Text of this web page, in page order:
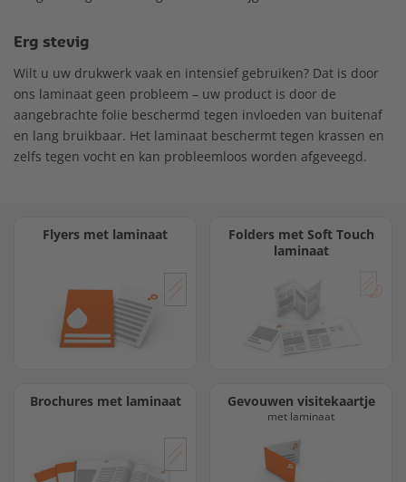
Erg stevig
Wilt u uw drukwerk vaak en intensief gebruiken? Dat is door
ons laminaat geen probleem – uw product is door de
aangebrachte folie beschermd tegen invloeden van buitenaf
en lang bruikbaar. Het laminaat beschermt tegen krassen en
zelfs tegen vocht en kan probleemloos worden afgeveegd.
Flyers met laminaat
Folders met Soft Touch
laminaat
Brochures met laminaat Gevouwen visitekaartje
met laminaat